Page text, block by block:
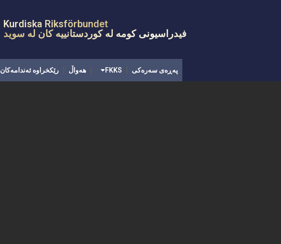
Kurdiska Riksförbundet
فیدراسیونی کومه له کوردستانییه کان له سويد
پەڕەی سەرەکی FKKS هەواڵ رێکخراوە ئەندامەکان